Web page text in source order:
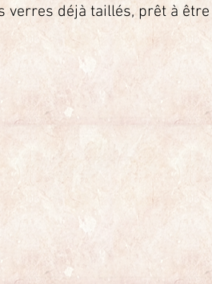
verres déjà taillés, prêt à